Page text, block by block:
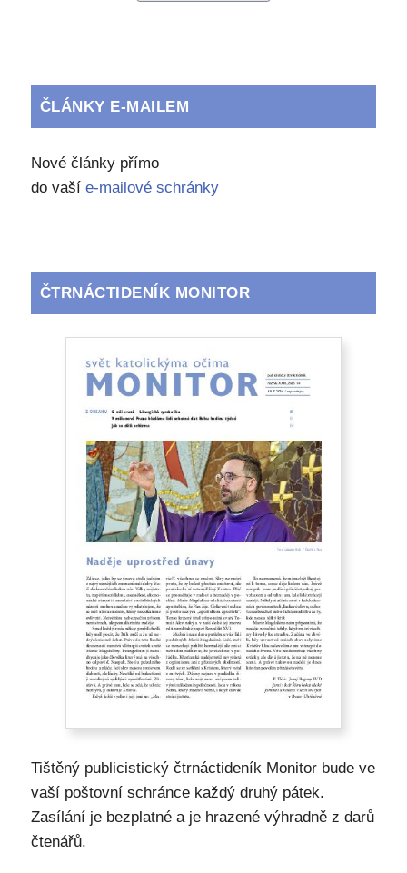
ČLÁNKY E-MAILEM
Nové články přímo
do vaší e-mailové schránky
ČTRNÁCTIDENÍK MONITOR
Tištěný publicistický čtrnáctideník Monitor bude ve
vaší poštovní schránce každý druhý pátek.
Zasílání je bezplatné a je hrazené výhradně z darů
čtenářů.